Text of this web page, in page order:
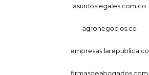
asuntoslegales.com.co
agronegocios.co
empresas.larepublica.co
firmasdeabogados.com